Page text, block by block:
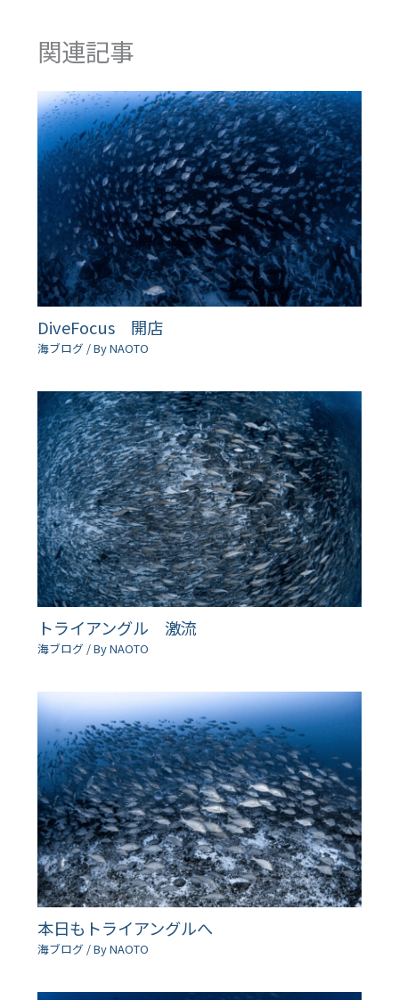
関連記事
DiveFocus 開店
海ブログ / ByNAOTO
トライアングル 激流
海ブログ / ByNAOTO
本日もトライアングルへ
海ブログ / ByNAOTO